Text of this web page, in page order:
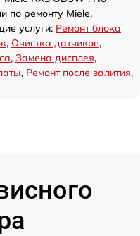
по ремонту Miele,
услуги: Ремонт блока
, Очистка датчиков,
, Замена дисплея,
, Ремонт после залития,